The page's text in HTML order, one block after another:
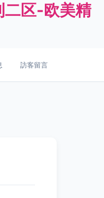
二区-欧美精
訪客留言